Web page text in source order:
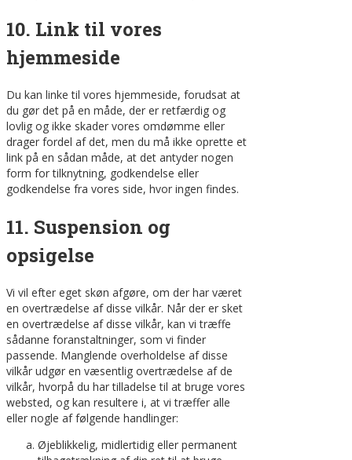
10. Link til vores
hjemmeside
Du kan linke til vores hjemmeside, forudsat at
du gør det på en måde, der er retfærdig og
lovlig og ikke skader vores omdømme eller
drager fordel af det, men du må ikke oprette et
link på en sådan måde, at det antyder nogen
form for tilknytning, godkendelse eller
godkendelse fra vores side, hvor ingen findes.
11. Suspension og
opsigelse
Vi vil efter eget skøn afgøre, om der har været
en overtrædelse af disse vilkår. Når der er sket
en overtrædelse af disse vilkår, kan vi træffe
sådanne foranstaltninger, som vi finder
passende. Manglende overholdelse af disse
vilkår udgør en væsentlig overtrædelse af de
vilkår, hvorpå du har tilladelse til at bruge vores
websted, og kan resultere i, at vi træffer alle
eller nogle af følgende handlinger:
Øjeblikkelig, midlertidig eller permanent